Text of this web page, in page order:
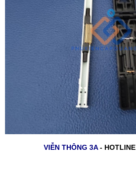
VIỄN THÔNG 3A- HOTLINE